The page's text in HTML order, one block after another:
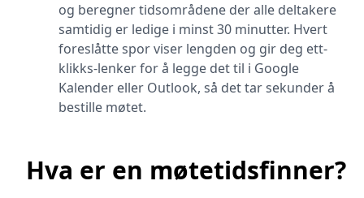
og beregner tidsområdene der alle deltakere
samtidig er ledige i minst 30 minutter. Hvert
foreslåtte spor viser lengden og gir deg ett-
klikks-lenker for å legge det til i Google
Kalender eller Outlook, så det tar sekunder å
bestille møtet.
Hva er en møtetidsfinner?